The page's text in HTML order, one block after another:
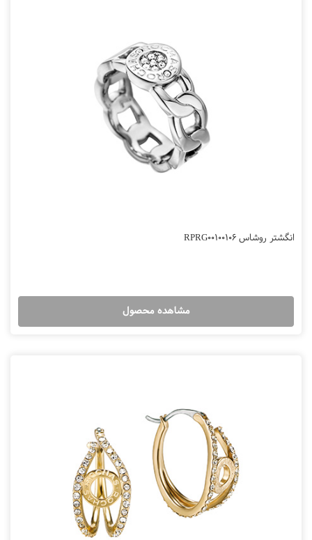
انگشتر روشاس RPRG00100106
مشاهده محصول